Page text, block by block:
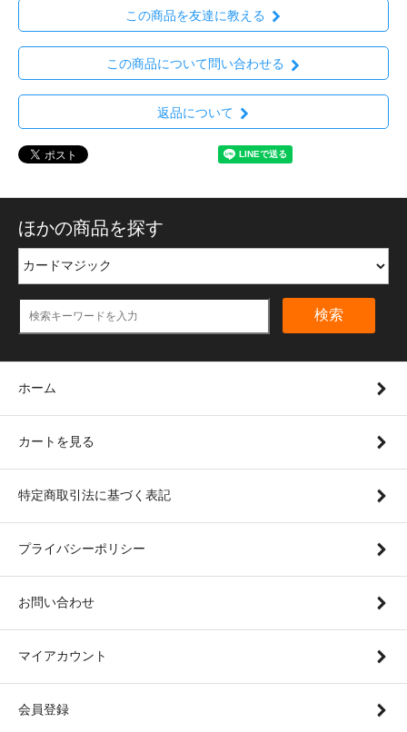
この商品を友達に教える
この商品について問い合わせる
返品について
ほかの商品を探す
検索
ホーム
カートを見る
特定商取引法に基づく表記
プライバシーポリシー
お問い合わせ
マイアカウント
会員登録